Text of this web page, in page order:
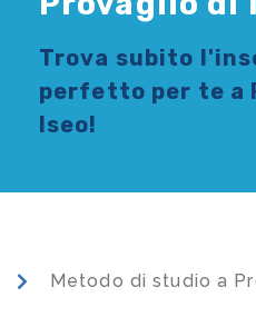
Trova subito l'
perfetto per te a
Iseo!
Metodo di studio a